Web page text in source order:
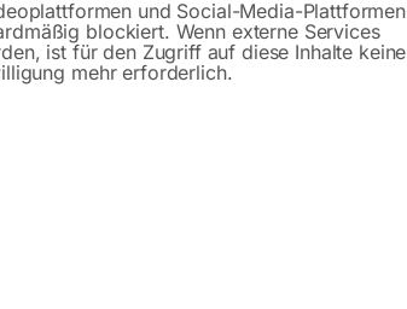
Produktsicherheit
und Social-Media-Plattformen
blockiert. Wenn externe Services
ist für den Zugriff auf diese Inhalte keine
mehr erforderlich.